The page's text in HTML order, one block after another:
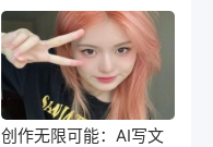
创作无限可能：AI写文